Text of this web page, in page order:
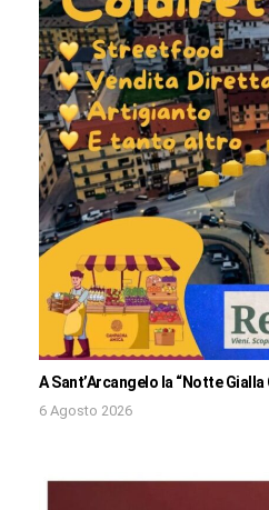
A Sant’Arcangelo la “Notte
6 Agosto 2026